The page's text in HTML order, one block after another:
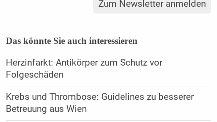
Zum Newsletter anmelden
Das könnte Sie auch interessieren
Herzinfarkt: Antikörper zum Schutz vor
Folgeschäden
Krebs und Thrombose: Guidelines zu besserer
Betreuung aus Wien